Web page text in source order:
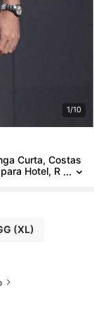
1/10
Curta, Costas
Hotel, R
(XL)